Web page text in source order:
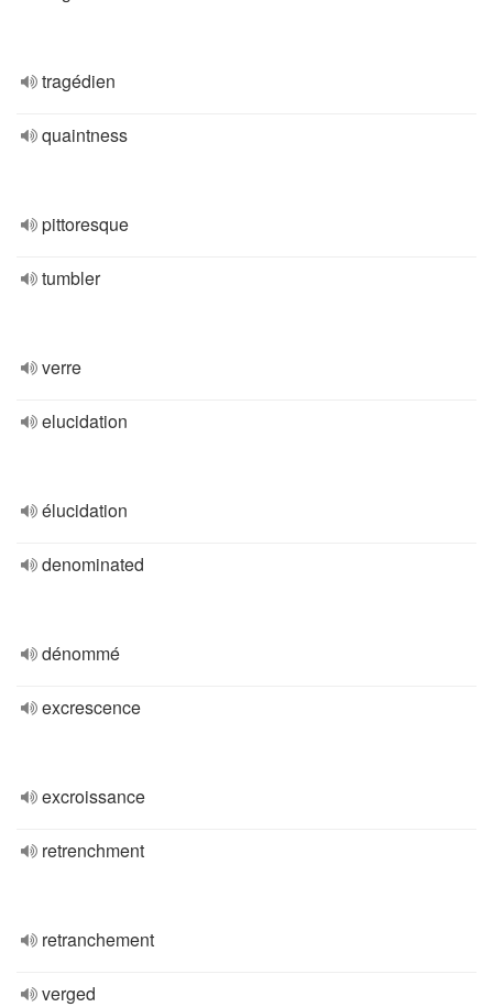
tragédien
quaintness
pittoresque
tumbler
verre
elucidation
élucidation
denominated
dénommé
excrescence
excroissance
retrenchment
retranchement
verged